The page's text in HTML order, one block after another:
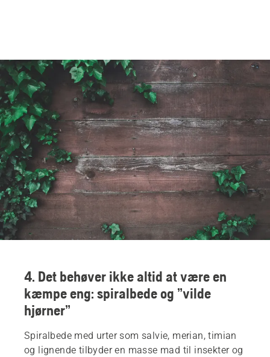
4. Det behøver ikke altid at være en
kæmpe eng: spiralbede og ”vilde
hjørner”
Spiralbede med urter som salvie, merian, timian
og lignende tilbyder en masse mad til insekter og